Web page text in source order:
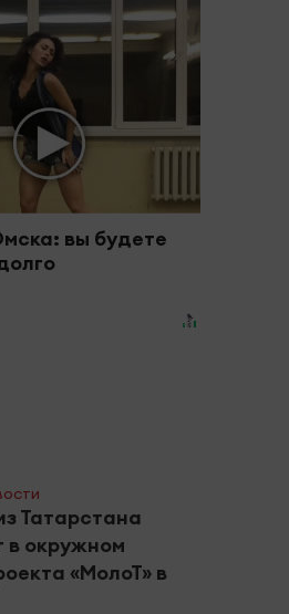
вы будете
Татарстана
в окружном
«МолоТ» в